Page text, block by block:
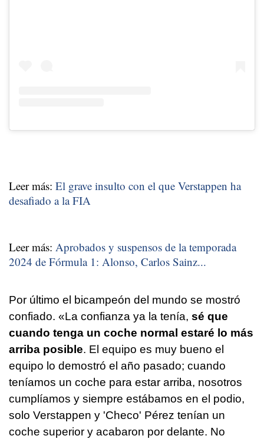
Leer más: El grave insulto con el que Verstappen ha
desafiado a la FIA
Leer más: Aprobados y suspensos de la temporada
2024 de Fórmula 1: Alonso, Carlos Sainz...
Por último el bicampeón del mundo se mostró
confiado. «La confianza ya la tenía, sé que
cuando tenga un coche normal estaré lo más
arriba posible. El equipo es muy bueno el
equipo lo demostró el año pasado; cuando
teníamos un coche para estar arriba, nosotros
cumplíamos y siempre estábamos en el podio,
solo Verstappen y 'Checo' Pérez tenían un
coche superior y acabaron por delante. No